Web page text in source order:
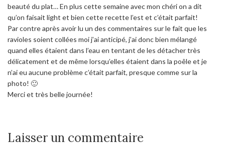
beauté du plat… En plus cette semaine avec mon chéri on a dit
qu’on faisait light et bien cette recette l’est et c’était parfait!
Par contre après avoir lu un des commentaires sur le fait que les
ravioles soient collées moi j’ai anticipé, j’ai donc bien mélangé
quand elles étaient dans l’eau en tentant de les détacher très
délicatement et de même lorsqu’elles étaient dans la poêle et je
n’ai eu aucune problème c’était parfait, presque comme sur la
photo! 🙂
Merci et très belle journée!
Laisser un commentaire